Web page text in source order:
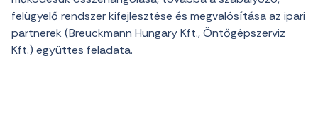
felügyelő rendszer kifejlesztése és megvalósítása az ipari
partnerek (Breuckmann Hungary Kft., Öntőgépszerviz
Kft.) együttes feladata.